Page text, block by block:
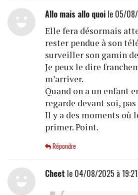
Allo mais allo quoile 05/08/
Elle fera désormais
rester pendue à son
surveiller son gamin
Je peux le dire
m’arriver.
Quand on a un enfant
regarde devant soi, pas
Il y a des moments où
primer. Point.
Répondre
Cheet le 04/08/2025 à 19:21